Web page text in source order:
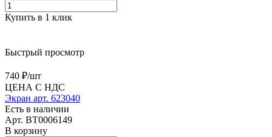
Купить в 1 клик
Быстрый просмотр
740 ₽/шт
ЦЕНА С НДС
Экран арт. 623040
Есть в наличии
Арт. BT0006149
В корзину